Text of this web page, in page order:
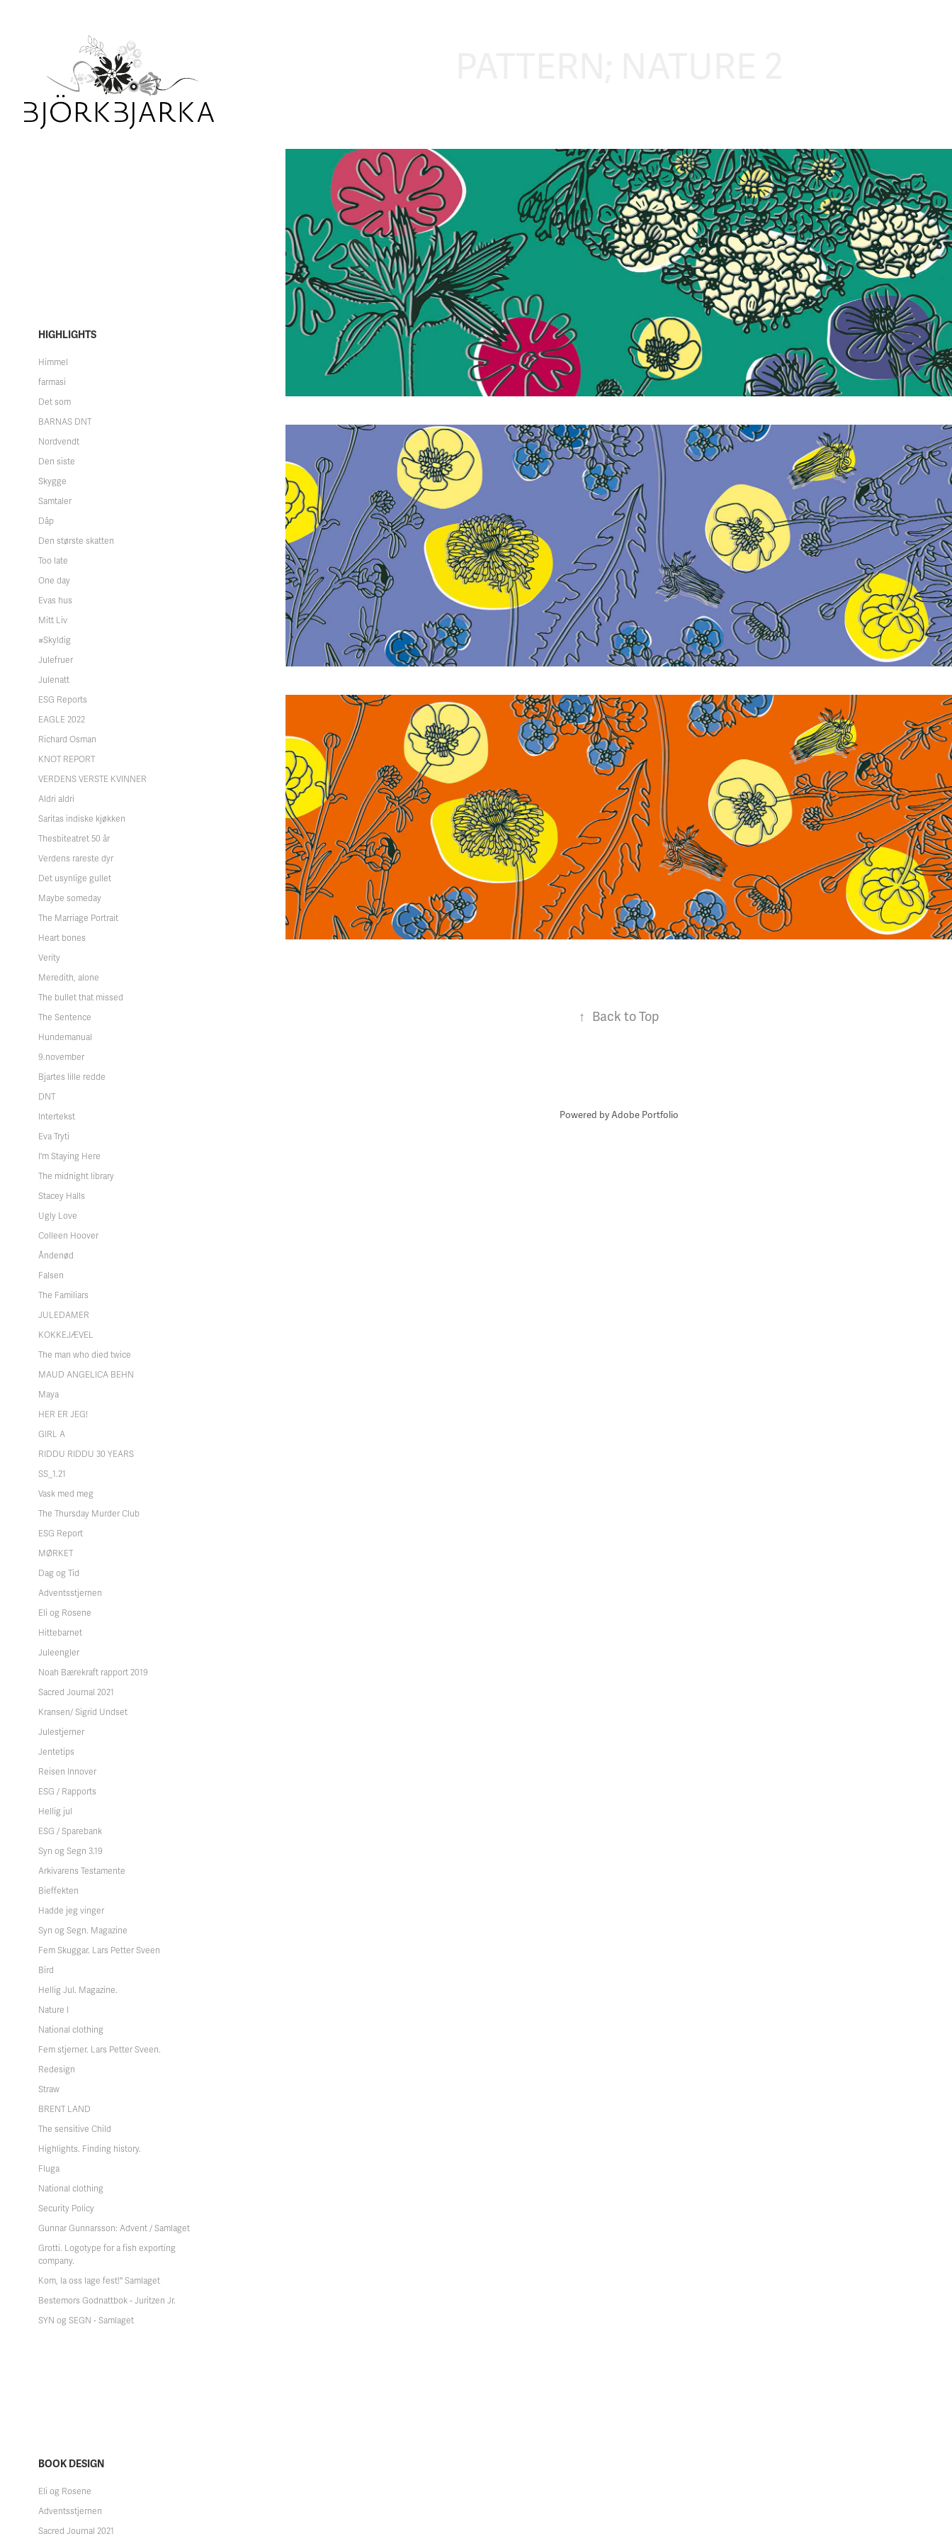
HIGHLIGHTS
Himmel
farmasi
Det som
BARNAS DNT
Nordvendt
Den siste
Skygge
Samtaler
Dåp
Den største skatten
Too late
One day
Evas hus
Mitt Liv
#Skyldig
Julefruer
Julenatt
ESG Reports
EAGLE 2022
Richard Osman
KNOT REPORT
VERDENS VERSTE KVINNER
Aldri aldri
Saritas indiske kjøkken
Thesbiteatret 50 år
Verdens rareste dyr
Det usynlige gullet
Maybe someday
The Marriage Portrait
Heart bones
Verity
Meredith, alone
The bullet that missed
The Sentence
Hundemanual
9.november
Bjartes lille redde
DNT
Intertekst
Eva Tryti
I'm Staying Here
The midnight library
Stacey Halls
Ugly Love
Colleen Hoover
Åndenød
Falsen
The Familiars
JULEDAMER
KOKKEJÆVEL
The man who died twice
MAUD ANGELICA BEHN
Maya
HER ER JEG!
GIRL A
RIDDU RIDDU 30 YEARS
SS_1.21
Vask med meg
The Thursday Murder Club
ESG Report
MØRKET
Dag og Tid
Adventsstjernen
Eli og Rosene
Hittebarnet
Juleengler
Noah Bærekraft rapport 2019
Sacred Journal 2021
Kransen/ Sigrid Undset
Julestjerner
Jentetips
Reisen Innover
ESG / Rapports
Hellig jul
ESG / Sparebank
Syn og Segn 3.19
Arkivarens Testamente
Bieffekten
Hadde jeg vinger
Syn og Segn. Magazine
Fem Skuggar. Lars Petter Sveen
Bird
Hellig Jul. Magazine.
Nature I
National clothing
Fem stjerner. Lars Petter Sveen.
Redesign
Straw
BRENT LAND
The sensitive Child
Highlights. Finding history.
Fluga
National clothing
Security Policy
Gunnar Gunnarsson: Advent / Samlaget
Grotti. Logotype for a fish exporting
company.
Kom, la oss lage fest!" Samlaget
Bestemors Godnattbok - Juritzen Jr.
SYN og SEGN - Samlaget
BOOK DESIGN
Eli og Rosene
Adventsstjernen
Sacred Journal 2021
↑ Back to Top
Powered byAdobe Portfolio